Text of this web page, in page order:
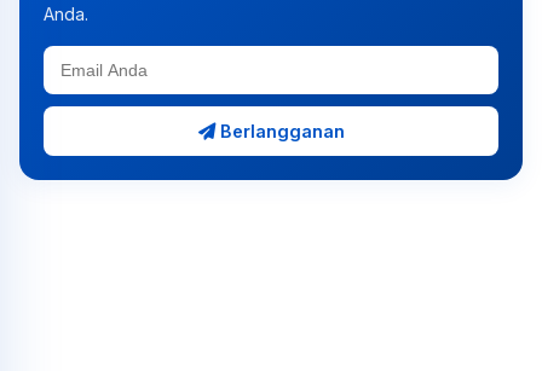
Anda.
Berlangganan